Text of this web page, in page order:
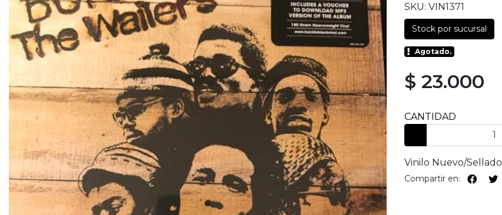
SKU: VIN1371
Stock por sucursal
Agotado.
$ 23.000
CANTIDAD
Vinilo Nuevo/Sellado
Compartir en: